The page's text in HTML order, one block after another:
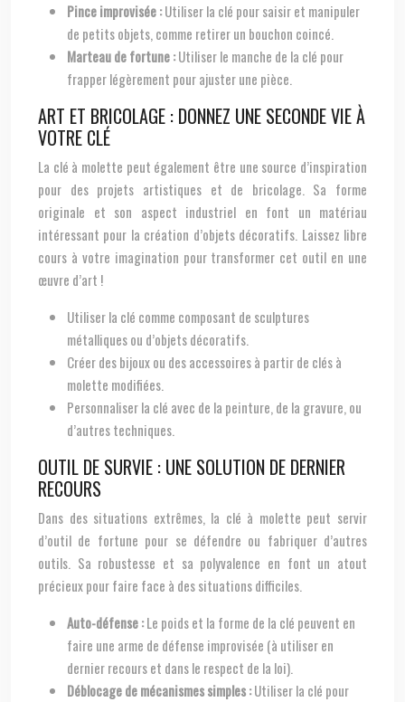
Pince improvisée :Utiliser la clé pour saisir et manipuler
de petits objets, comme retirer un bouchon coincé.
Marteau de fortune :Utiliser le manche de la clé pour
frapper légèrement pour ajuster une pièce.
ART ET BRICOLAGE : DONNEZ UNE SECONDE VIE À
VOTRE CLÉ
La clé à molette peut également être une source d’inspiration
pour des projets artistiques et de bricolage. Sa forme
originale et son aspect industriel en font un matériau
intéressant pour la création d’objets décoratifs. Laissez libre
cours à votre imagination pour transformer cet outil en une
œuvre d’art !
Utiliser la clé comme composant de sculptures
métalliques ou d’objets décoratifs.
Créer des bijoux ou des accessoires à partir de clés à
molette modifiées.
Personnaliser la clé avec de la peinture, de la gravure, ou
d’autres techniques.
OUTIL DE SURVIE : UNE SOLUTION DE DERNIER
RECOURS
Dans des situations extrêmes, la clé à molette peut servir
d’outil de fortune pour se défendre ou fabriquer d’autres
outils. Sa robustesse et sa polyvalence en font un atout
précieux pour faire face à des situations difficiles.
Auto-défense :Le poids et la forme de la clé peuvent en
faire une arme de défense improvisée (à utiliser en
dernier recours et dans le respect de la loi).
Déblocage de mécanismes simples :Utiliser la clé pour